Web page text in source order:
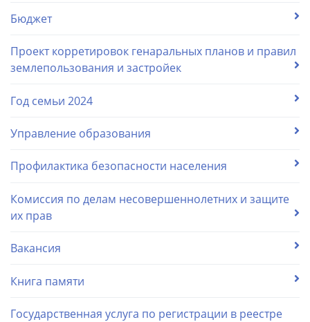
Бюджет
Проект корретировок генаральных планов и правил
землепользования и застройек
Год семьи 2024
Управление образования
Профилактика безопасности населения
Комиссия по делам несовершеннолетних и защите
их прав
Вакансия
Книга памяти
Государственная услуга по регистрации в реестре